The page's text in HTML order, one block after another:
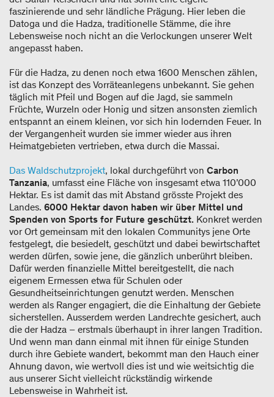
faszinierende und sehr ländliche Prägung. Hier leben die
Datoga und die Hadza, traditionelle Stämme, die ihre
Lebensweise noch nicht an die Verlockungen unserer Welt
angepasst haben.
Für die Hadza, zu denen noch etwa 1600 Menschen zählen,
ist das Konzept des Vorräteanlegens unbekannt. Sie gehen
täglich mit Pfeil und Bogen auf die Jagd, sie sammeln
Früchte, Wurzeln oder Honig und sitzen ansonsten ziemlich
entspannt an einem kleinen, vor sich hin lodernden Feuer. In
der Vergangenheit wurden sie immer wieder aus ihren
Heimatgebieten vertrieben, etwa durch die Massai.
Das Waldschutzprojekt, lokal durchgeführt von Carbon
Tanzania, umfasst eine Fläche von insgesamt etwa 110’000
Hektar. Es ist damit das mit Abstand grösste Projekt des
Landes. 6000 Hektar davon haben wir über Mittel und
Spenden von Sports for Future geschützt. Konkret werden
vor Ort gemeinsam mit den lokalen Communitys jene Orte
festgelegt, die besiedelt, geschützt und dabei bewirtschaftet
werden dürfen, sowie jene, die gänzlich unberührt bleiben.
Dafür werden finanzielle Mittel bereitgestellt, die nach
eigenem Ermessen etwa für Schulen oder
Gesundheitseinrichtungen genutzt werden. Menschen
werden als Ranger engagiert, die die Einhaltung der Gebiete
sicherstellen. Ausserdem werden Landrechte gesichert, auch
die der Hadza – erstmals überhaupt in ihrer langen Tradition.
Und wenn man dann einmal mit ihnen für einige Stunden
durch ihre Gebiete wandert, bekommt man den Hauch einer
Ahnung davon, wie wertvoll dies ist und wie weitsichtig die
aus unserer Sicht vielleicht rückständig wirkende
Lebensweise in Wahrheit ist.